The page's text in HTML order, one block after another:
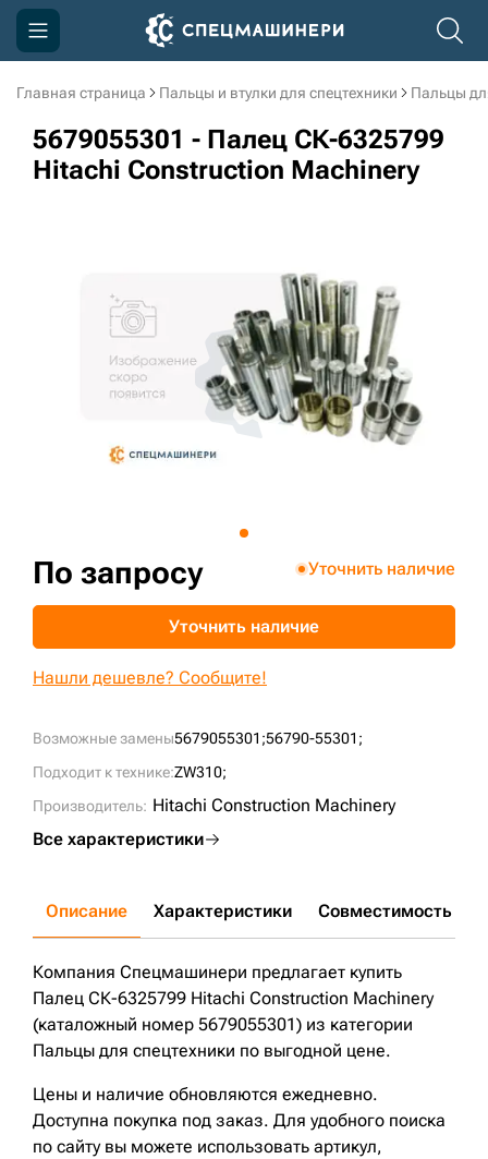
Главная страница Пальцы и втулки для спецтехники Пальцы
5679055301 - Палец СК-6325799
Hitachi Construction Machinery
Возможные замены5679055301;56790-55301;
Подходит к технике:ZW310;
Производитель: Hitachi Construction Machinery
Все характеристики
По запросу Уточнить наличие
Уточнить наличие
Нашли дешевле? Сообщите!
Описание Характеристики Совместимость
Компания Спецмашинери предлагает купить
Палец СК-6325799 Hitachi Construction Machinery
(каталожный номер 5679055301) из категории
Пальцы для спецтехники по выгодной цене.
Цены и наличие обновляются ежедневно.
Доступна покупка под заказ. Для удобного поиска
по сайту вы можете использовать артикул,
Компания
Акции
3D тур по производству
3D тур по складам
sksale@skdst.ru